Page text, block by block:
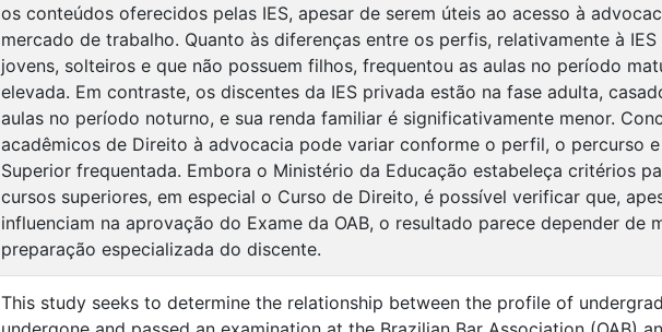
os conteúdos oferecidos pelas IES, apesar de serem úteis ao acesso à
mercado de trabalho. Quanto às diferenças entre os perfis, relativamente à
jovens, solteiros e que não possuem filhos, frequentou as aulas no período
elevada. Em contraste, os discentes da IES privada estão na fase adulta,
aulas no período noturno, e sua renda familiar é significativamente menor.
acadêmicos de Direito à advocacia pode variar conforme o perfil, o percurso
Superior frequentada. Embora o Ministério da Educação estabeleça critérios
cursos superiores, em especial o Curso de Direito, é possível verificar que,
influenciam na aprovação do Exame da OAB, o resultado parece depender de
preparação especializada do discente.
This study seeks to determine the relationship between the profile of